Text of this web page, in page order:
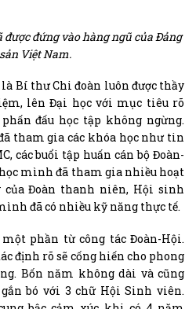
được đứng vào hàng ngũ của Đảng
Việt Nam.
Bí thư Chi đoàn luôn được thầy
lên Đại học với mục tiêu rõ
đấu học tập không ngừng.
tham gia các khóa học như tin
các buổi tập huấn cán bộ Đoàn-
mình đã tham gia nhiều hoạt
của Đoàn thanh niên, Hội sinh
đã có nhiều kỹ năng thực tế.
phần từ công tác Đoàn-Hội.
định rõ sẽ cống hiến cho phong
Bốn năm không dài và cũng
bó với 3 chữ Hội Sinh viên.